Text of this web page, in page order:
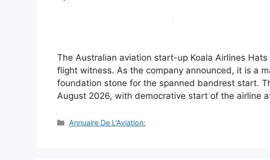
The Australian aviation start-up Koala Airlines
flight witness. As the company announced, it is a
foundation stone for the spanned bandrest start.
August 2026, with democrative start of the airline
Catégories
Annuaire De L'Aviation: